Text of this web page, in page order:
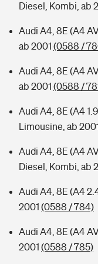
Diesel, Kombi, ab
Audi A4, 8E (A4
ab 2001 (0588 /
Audi A4, 8E (A4
ab 2001 (0588 /
Audi A4, 8E (A4
Limousine, ab
Audi A4, 8E (A4
Diesel, Kombi, ab
Audi A4, 8E (A4
2001 (0588 / 784)
Audi A4, 8E (A4
2001 (0588 / 785)